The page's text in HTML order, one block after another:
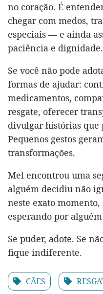
no coração. É
chegar com medos,
especiais — e ainda
paciência e dignidade.
Se você não pode
formas de ajudar:
medicamentos,
resgate, oferecer
divulgar histórias
Pequenos gestos
transformações.
Mel encontrou uma
alguém decidiu não
neste exato
esperando por
Se puder, adote. Se
fique indiferente.
CÃES